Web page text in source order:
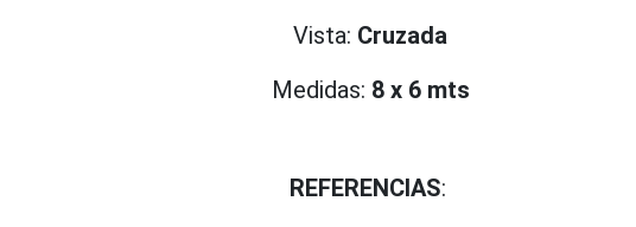
Vista: Cruzada
Medidas: 8 x 6 mts
REFERENCIAS: